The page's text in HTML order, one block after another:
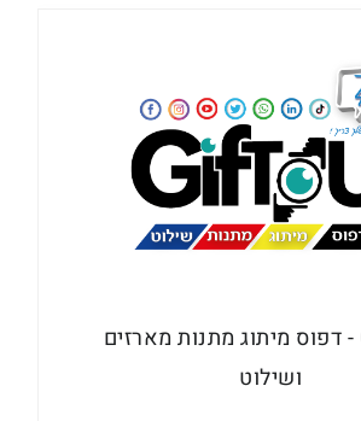
GIFTOU - דפוס מיתוג מתנות מארזים
ושילוט